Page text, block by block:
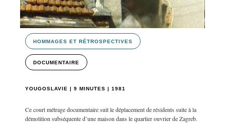
HOMMAGES ET RÉTROSPECTIVES
DOCUMENTAIRE
YOUGOSLAVIE | 9 MINUTES | 1981
Ce court métrage documentaire suit le déplacement de résidents suite à la
démolition subséquente d’une maison dans le quartier ouvrier de Zagreb.